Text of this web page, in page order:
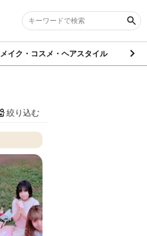
メイク・コスメ・ヘアスタイル
絞り込む